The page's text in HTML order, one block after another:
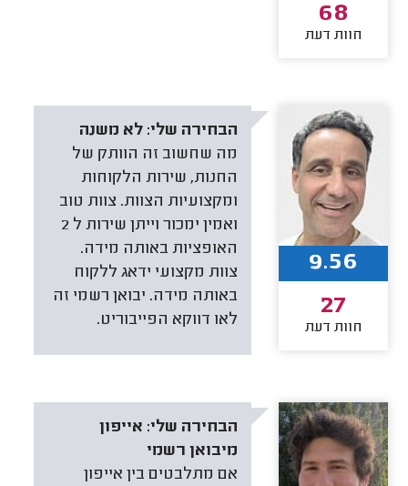
68
חוות דעת
הבחירה שלי: לא משנה
מה שחשוב זה הוותק של
החנות, שירות הלקוחות
ומקצועיות הצוות. צוות טוב
ואמין ימכור וייתן שירות ל 2
האופציות באותה מידה.
צוות מקצועי ידאג ללקוח
באותה מידה. יבואן רשמי זה
לאו דווקא הפייבוריט.
9.56
27
חוות דעת
הבחירה שלי: אייפון
מיבואן רשמי
אם מתלבטים בין אייפון